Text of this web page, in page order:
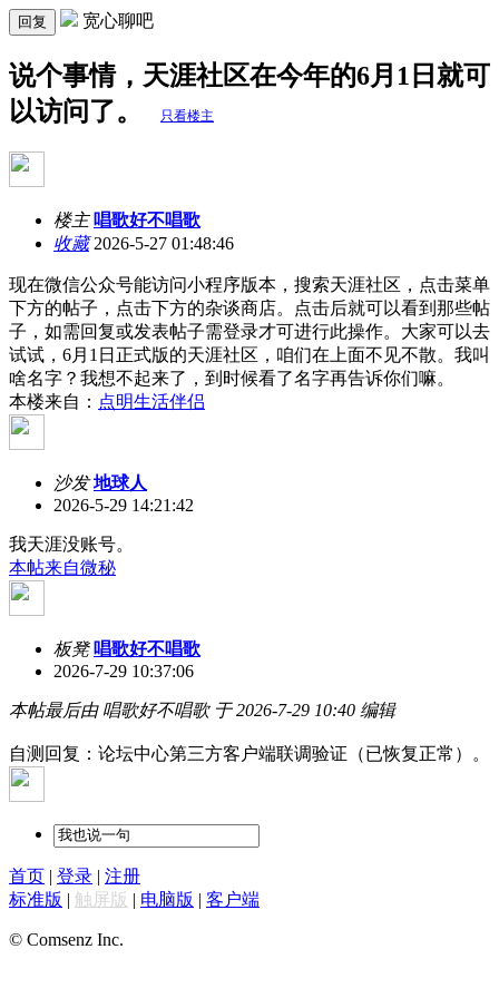
回复 宽心聊吧
说个事情，天涯社区在今年的6月1日就可
以访问了。
只看楼主
楼主 唱歌好不唱歌
收藏2026-5-27 01:48:46
现在微信公众号能访问小程序版本，搜索天涯社区，点击菜单
下方的帖子，点击下方的杂谈商店。点击后就可以看到那些帖
子，如需回复或发表帖子需登录才可进行此操作。大家可以去
试试，6月1日正式版的天涯社区，咱们在上面不见不散。我叫
啥名字？我想不起来了，到时候看了名字再告诉你们嘛。
本楼来自： 点明生活伴侣
沙发 地球人
2026-5-29 14:21:42
我天涯没账号。
本帖来自微秘
板凳 唱歌好不唱歌
2026-7-29 10:37:06
本帖最后由 唱歌好不唱歌 于 2026-7-29 10:40 编辑
自测回复：论坛中心第三方客户端联调验证（已恢复正常）。
首页 | 登录 | 注册
标准版 | 触屏版 | 电脑版 | 客户端
© Comsenz Inc.